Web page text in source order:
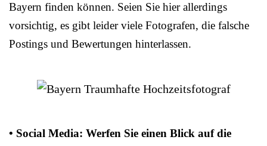
Bayern finden können. Seien Sie hier allerdings
vorsichtig, es gibt leider viele Fotografen, die falsche
Postings und Bewertungen hinterlassen.
• Social Media: Werfen Sie einen Blick auf die